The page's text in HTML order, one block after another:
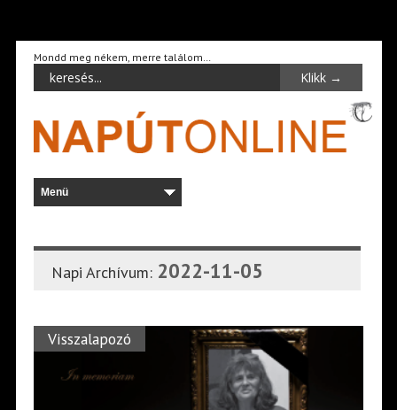
Mondd meg nékem, merre találom…
Napi Archívum: 2022-11-05
Visszalapozó